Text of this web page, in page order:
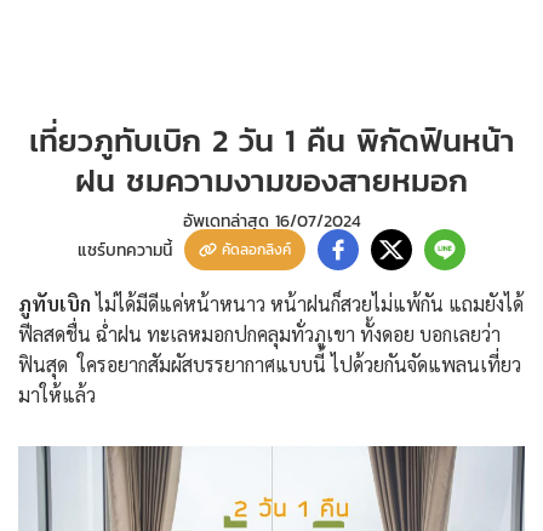
เที่ยวภูทับเบิก 2 วัน 1 คืน พิกัดฟินหน้า
ฝน ชมความงามของสายหมอก
อัพเดทล่าสุด 16/07/2024
แชร์บทความนี้
คัดลอกลิงค์
ภูทับเบิกไม่ได้มีดีแค่หน้าหนาว หน้าฝนก็สวยไม่แพ้กัน แถมยังได้
ฟีลสดชื่น ฉ่ำฝน ทะเลหมอกปกคลุมทั่วภูเขา ทั้งดอย บอกเลยว่า
ฟินสุด ใครอยากสัมผัสบรรยากาศแบบนี้ ไปด้วยกันจัดแพลนเที่ยว
มาให้แล้ว